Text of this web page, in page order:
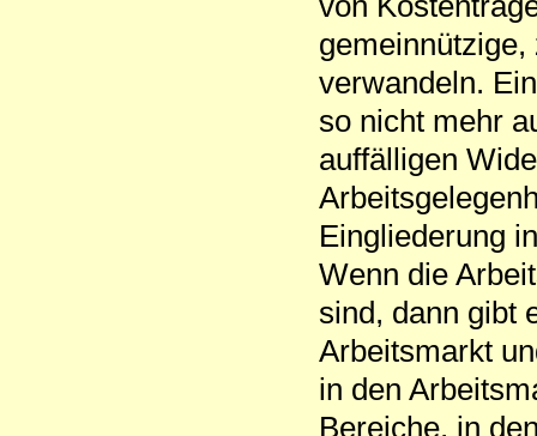
verwandeln.
so nicht mehr
auffälligen
Eingliederung
Wenn die
sind, dann gibt
Arbeitsmarkt
in den
Bereiche, in